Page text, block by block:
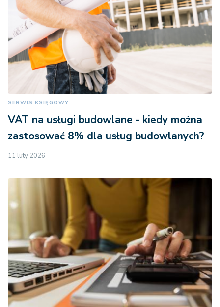
SERWIS KSIĘGOWY
VAT na usługi budowlane - kiedy można
zastosować 8% dla usług budowlanych?
11 luty 2026